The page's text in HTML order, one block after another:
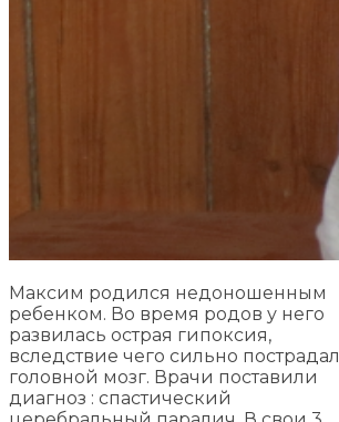
Максим родился недоношенным
ребенком. Во время родов у него
развилась острая гипоксия,
вследствие чего сильно пострадал
головной мозг. Врачи поставили
диагноз : спастический